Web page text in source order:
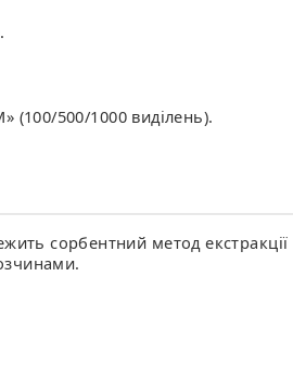
(100/500/1000 виділень).
сорбентний метод екстракції